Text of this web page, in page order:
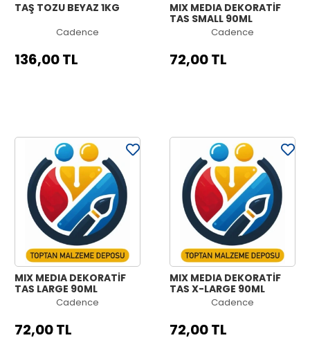
TAŞ TOZU BEYAZ 1KG
Cadence
136,00 TL
MIX MEDIA DEKORATİF
TAŞ SMALL 90ML
Cadence
72,00 TL
MIX MEDIA DEKORATİF
TAŞ LARGE 90ML
Cadence
72,00 TL
MIX MEDIA DEKORATİF
TAŞ X-LARGE 90ML
Cadence
72,00 TL